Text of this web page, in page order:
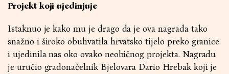
Projekt koji ujedinjuje
Istaknuo je kako mu je drago da je ova nagrada tako
snažno i široko obuhvatila hrvatsko tijelo preko granice
i ujedinila nas oko ovako neobičnog projekta. Nagradu
je uručio gradonačelnik Bjelovara Dario Hrebak koji je